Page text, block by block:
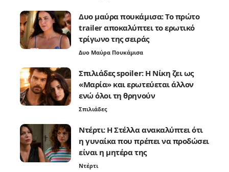
Δυο μαύρα πουκάμισα: Το πρώτο
trailer αποκαλύπτει το ερωτικό
τρίγωνο της σειράς
Δυο Μαύρα Πουκάμισα
Σπιλιάδες spoiler: Η Νίκη ζει ως
«Μαρία» και ερωτεύεται άλλον
ενώ όλοι τη θρηνούν
Σπιλιάδες
Ντέρτι: Η Στέλλα ανακαλύπτει ότι
η γυναίκα που πρέπει να προδώσει
είναι η μητέρα της
Ντέρτι